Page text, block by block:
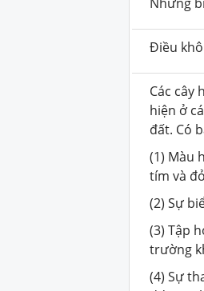
Điều
Các cây
hiện ở
đất. Có
(1) Màu
tím và
(2) Sự
(3) Tập
trường
(4) Sự